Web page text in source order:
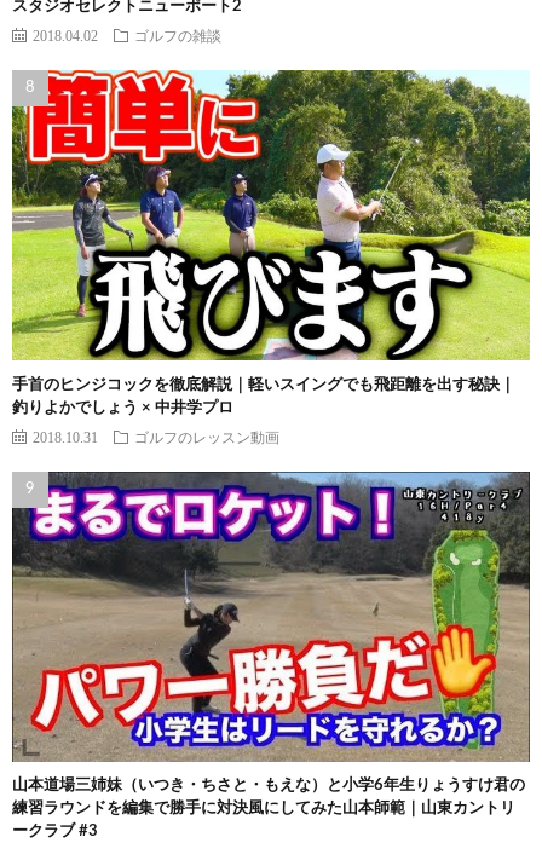
スタジオセレクトニューポート2
2018.04.02 ゴルフの雑談
手首のヒンジコックを徹底解説｜軽いスイングでも飛距離を出す秘訣｜
釣りよかでしょう × 中井学プロ
2018.10.31 ゴルフのレッスン動画
山本道場三姉妹（いつき・ちさと・もえな）と小学6年生りょうすけ君の
練習ラウンドを編集で勝手に対決風にしてみた山本師範｜山東カントリ
ークラブ #3